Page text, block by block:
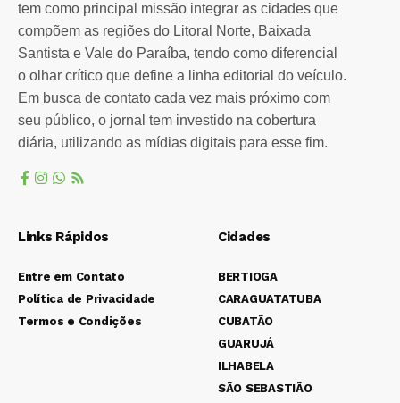
tem como principal missão integrar as cidades que
compõem as regiões do Litoral Norte, Baixada
Santista e Vale do Paraíba, tendo como diferencial
o olhar crítico que define a linha editorial do veículo.
Em busca de contato cada vez mais próximo com
seu público, o jornal tem investido na cobertura
diária, utilizando as mídias digitais para esse fim.
Links Rápidos
Entre em Contato
Política de Privacidade
Termos e Condições
Cidades
BERTIOGA
CARAGUATATUBA
CUBATÃO
GUARUJÁ
ILHABELA
SÃO SEBASTIÃO